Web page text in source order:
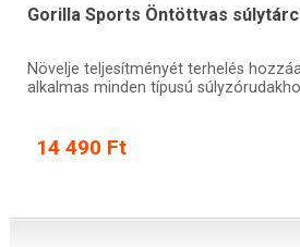
Gorilla Sports Öntöttvas
Növelje teljesítményét terhelés
alkalmas minden típusú
14 490 Ft